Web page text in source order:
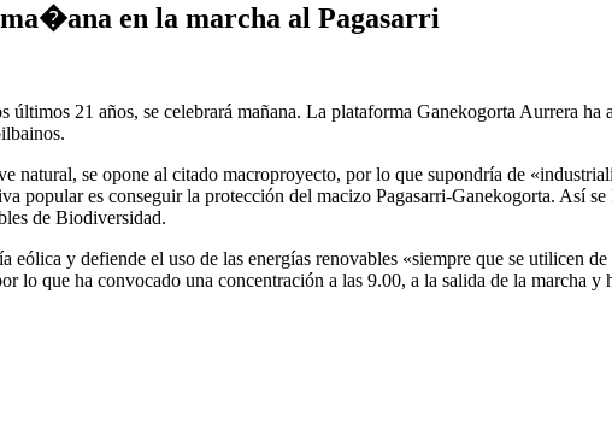
en la marcha al Pagasarri
21 años, se celebrará mañana. La plataforma Ganekogorta Aurrera ha
natural, se opone al citado macroproyecto, por lo que supondría de
popular es conseguir la protección del macizo Pagasarri-Ganekogorta. Así
de Biodiversidad.
y defiende el uso de las energías renovables «siempre que se utilicen
lo que ha convocado una concentración a las 9.00, a la salida de la marcha y